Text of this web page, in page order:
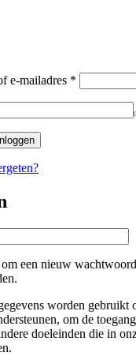
e-mailadres *
Inloggen
een nieuw
worden gebruikt
om de
doeleinden die in